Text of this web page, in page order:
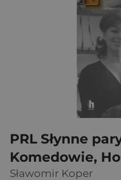
PRL Słynne
Komedowie,
Sławomir Koper